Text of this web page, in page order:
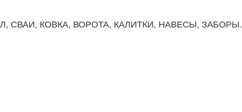
СВАИ, КОВКА, ВОРОТА, КАЛИТКИ, НАВЕСЫ, ЗАБОРЫ.